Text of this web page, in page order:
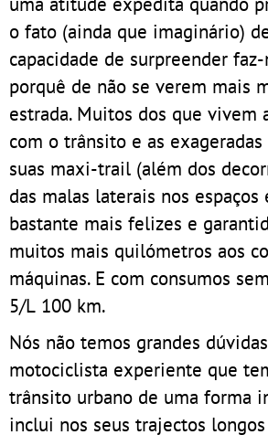
o fato (ainda que imaginário)
capacidade de surpreender
porquê de não se verem mais
estrada. Muitos dos que vivem
com o trânsito e as
suas maxi-trail (além dos
das malas laterais nos espaços
bastante mais felizes e
muitos mais quilómetros aos
máquinas. E com consumos
5/L 100 km.
Nós não temos grandes
motociclista experiente que
trânsito urbano de uma forma
inclui nos seus trajectos